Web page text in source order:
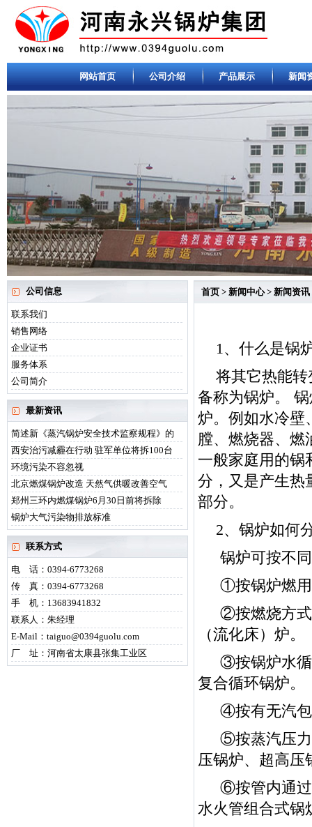
网站首页 公司介绍 产品展示 新闻
公司信息
联系我们
销售网络
企业证书
服务体系
公司简介
最新资讯
简述新《蒸汽锅炉安全技术监察规程》的
西安治污减霾在行动 驻军单位将拆100台
环境污染不容忽视
北京燃煤锅炉改造 天然气供暖改善空气
郑州三环内燃煤锅炉6月30日前将拆除
锅炉大气污染物排放标准
联系方式
电 话：0394-6773268
传 真：0394-6773268
手 机：13683941832
联系人：朱经理
E-Mail：taiguo@0394guolu.com
厂 址：河南省太康县张集工业区
首页 > 新闻中心> 新闻资讯
1、什么是锅
将其它热能
备称为锅炉。
炉。例如水冷壁
膛、燃烧器、燃
一般家庭用的锅
分，又是产生热
部分。
2、锅炉如何
锅炉可按不
①按锅炉燃
②按燃烧方式
（流化床）炉。
③按锅炉水循
复合循环锅炉。
④按有无汽
⑤按蒸汽压力
压锅炉、超高
⑥按管内通过
水火管组合式锅